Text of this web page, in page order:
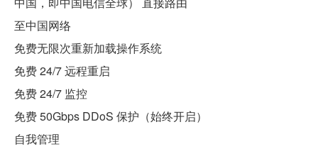
至中国网络
免费无限次重新加载操作系统
免费 24/7 远程重启
免费 24/7 监控
免费 50Gbps DDoS 保护（始终开启）
自我管理